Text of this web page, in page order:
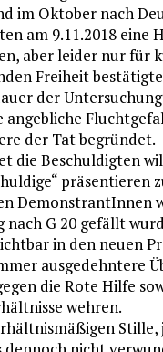
im Oktober nach
am 9.11.2018
aber leider nur für
Freiheit
der
angebliche
der Tat begründet.
die Beschuldigten
präsentieren
DemonstrantInnen
nach G 20 gefällt
in den neuen
ausgedehntere
die Rote Hilfe
wehren.